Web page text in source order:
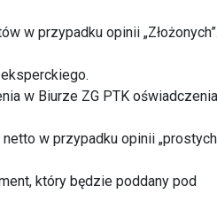
w przypadku opinii „Złożonych”.
w Biurze ZG PTK
w przypadku opinii
który będzie poddany pod